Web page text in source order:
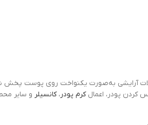
آرایشی به‌صورت یکنواخت روی پوست پخش
کرم پودر،کانسیلر و سایر